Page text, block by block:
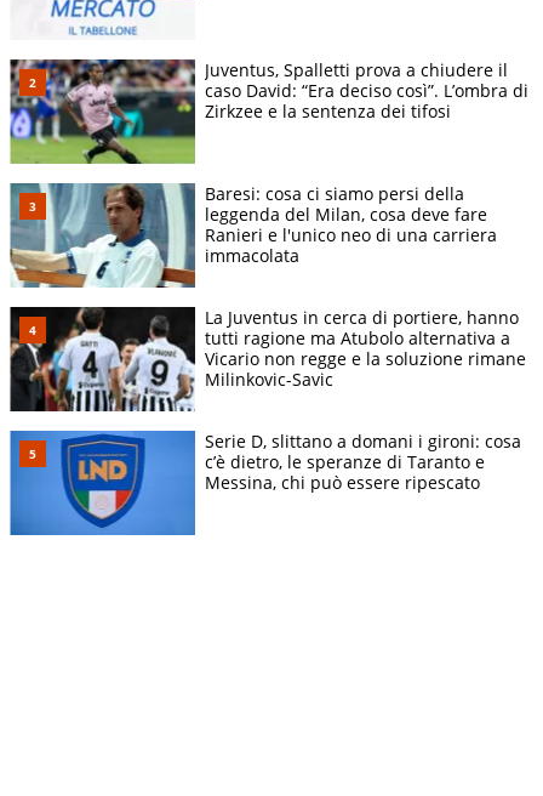
Juventus, Spalletti prova a chiudere il
caso David: “Era deciso così”. L’ombra di
Zirkzee e la sentenza dei tifosi
Baresi: cosa ci siamo persi della
leggenda del Milan, cosa deve fare
Ranieri e l'unico neo di una carriera
immacolata
La Juventus in cerca di portiere, hanno
tutti ragione ma Atubolo alternativa a
Vicario non regge e la soluzione rimane
Milinkovic-Savic
Serie D, slittano a domani i gironi: cosa
c’è dietro, le speranze di Taranto e
Messina, chi può essere ripescato